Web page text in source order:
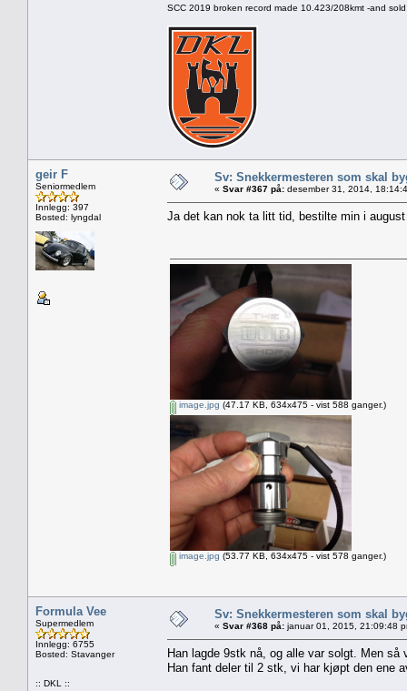
SCC 2019 broken record made 10.423/208kmt -and
geir F
Seniormedlem
Innlegg: 397
Bosted: lyngdal
Sv: Snekkermesteren som skal
« Svar #367 på: desember 31, 2014,
Ja det kan nok ta litt tid, bestilte min i
image.jpg (47.17 KB, 634x475 - vist 588 ganger.)
image.jpg (53.77 KB, 634x475 - vist 578 ganger.)
Formula Vee
Supermedlem
Innlegg: 6755
Bosted: Stavanger
:: DKL ::
Sv: Snekkermesteren som skal
« Svar #368 på: januar 01, 2015, 21:09:48
Han lagde 9stk nå, og alle var solgt. Men så
Han fant deler til 2 stk, vi har kjøpt den ene